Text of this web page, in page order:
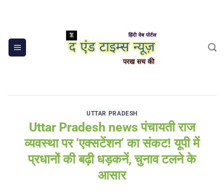
UTTAR PRADESH
Uttar Pradesh news पंचायती राज
व्यवस्था पर ‘एक्सटेंशन’ का संकट! यूपी में
प्रधानों की बढ़ी धड़कनें, चुनाव टलने के
आसार